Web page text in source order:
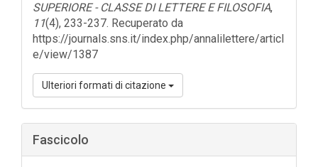
SUPERIORE - CLASSE DI LETTERE E FILOSOFIA,
11(4), 233-237. Recuperato da
https://journals.sns.it/index.php/annalilettere/articl
e/view/1387
Ulteriori formati di citazione
Fascicolo